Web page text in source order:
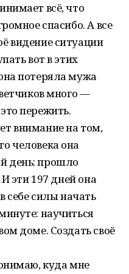
всё, что
спасибо. А все
видение ситуации
вот в этих
потеряла мужа
много —
пережить.
внимание на том,
человека она
день: прошло
эти 197 дней она
себе силы начать
научиться
доме. Создать своё
куда мне